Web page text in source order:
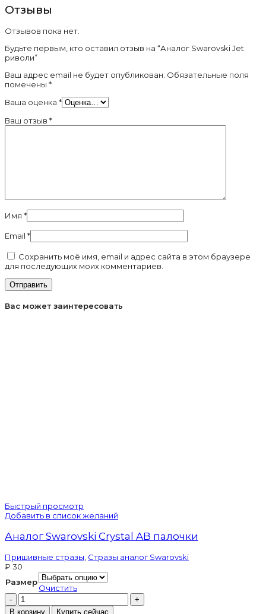
Отзывы
Отзывов пока нет.
Будьте первым, кто оставил отзыв на “Аналог Swarovski Jet
риволи”
Ваш адрес email не будет опубликован. Обязательные поля
помечены *
Ваша оценка *
Ваш отзыв *
Имя *
Email *
Сохранить моё имя, email и адрес сайта в этом браузере
для последующих моих комментариев.
Вас может заинтересовать
Быстрый просмотр
Добавить в список желаний
Аналог Swarovski Crystal AB палочки
Пришивные стразы Стразы аналог Swarovski
₽ 30
Размер
Очистить
Количество
товара
В корзину Купить сейчас